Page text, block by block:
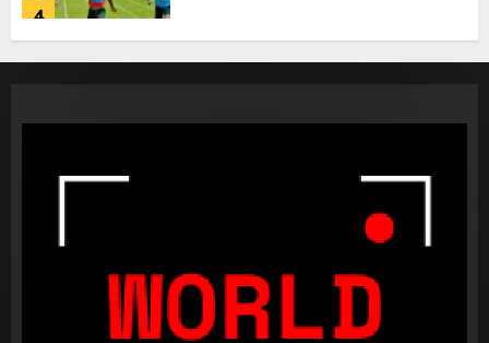
4
කැණීම් වලදී හමුවුන ලිංගික උපකරණ
23 FEBRUARY 2023